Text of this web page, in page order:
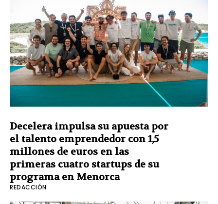
Decelera impulsa su apuesta por
el talento emprendedor con 1,5
millones de euros en las
primeras cuatro startups de su
programa en Menorca
REDACCIÓN